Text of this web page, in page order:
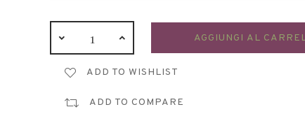
AGGIUNGI AL
ADD TO WISHLIST
ADD TO COMPARE